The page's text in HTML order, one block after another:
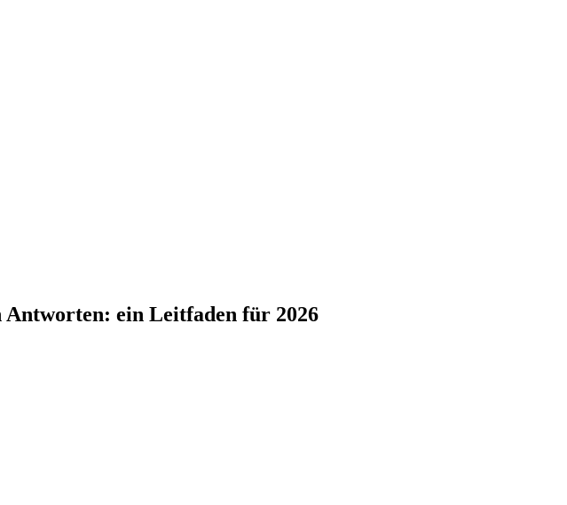
ein Leitfaden für 2026